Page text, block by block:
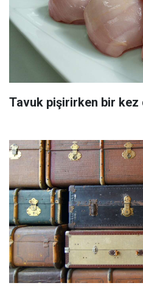
Tavuk pişirirken bir kez